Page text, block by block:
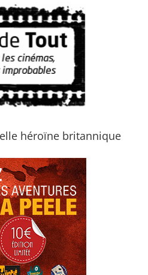
héroïne britannique